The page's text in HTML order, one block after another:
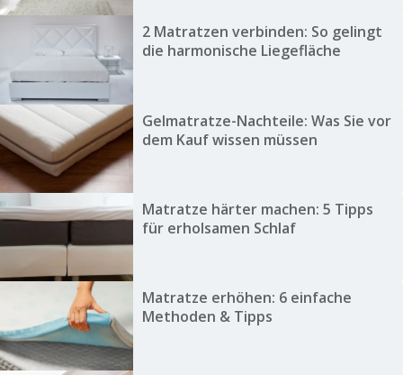
2 Matratzen verbinden: So gelingt
die harmonische Liegefläche
Gelmatratze-Nachteile: Was Sie vor
dem Kauf wissen müssen
Matratze härter machen: 5 Tipps
für erholsamen Schlaf
Matratze erhöhen: 6 einfache
Methoden & Tipps